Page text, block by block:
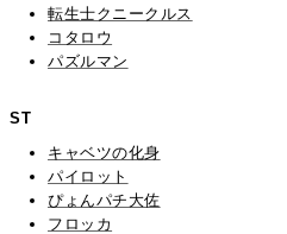
転生士クニークルス
コタロウ
パズルマン
ST
キャベツの化身
パイロット
ぴょんパチ大佐
フロッカ